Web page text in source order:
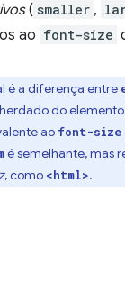
( smaller ,
ao font-size
é a diferença entre
herdado do elemento
ao font-size
é semelhante, mas
, como <html>.